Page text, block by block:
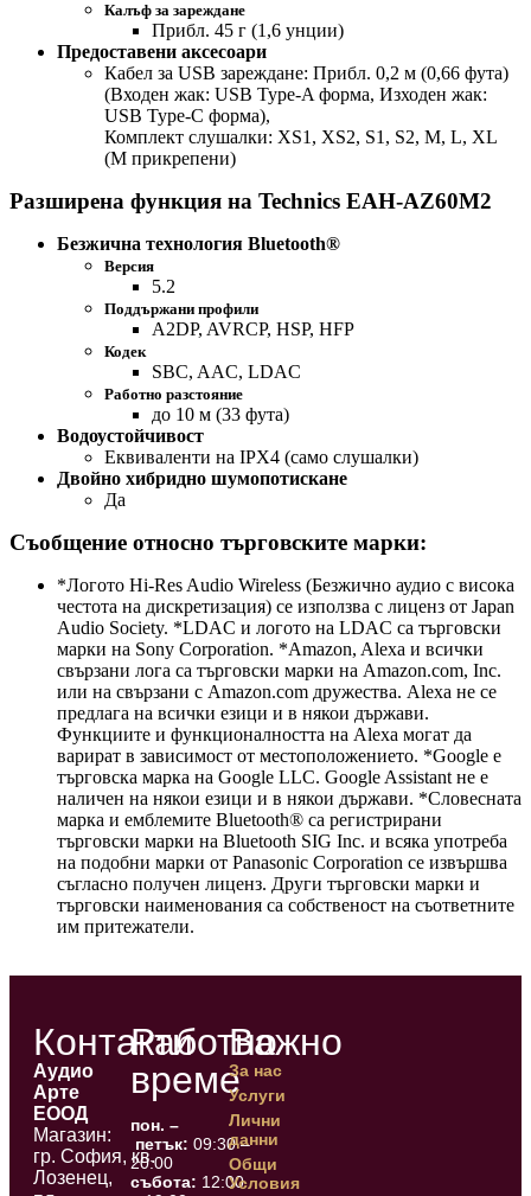
Калъф за зареждане
Прибл. 45 г (1,6 унции)
Предоставени аксесоари
Кабел за USB зареждане: Прибл. 0,2 м (0,66 фута)
(Входен жак: USB Type-A форма, Изходен жак:
USB Type-C форма),
Комплект слушалки: XS1, XS2, S1, S2, M, L, XL
(M прикрепени)
Разширена функция на Technics EAH-AZ60M2
Безжична технология Bluetooth®
Версия
5.2
Поддържани профили
A2DP, AVRCP, HSP, HFP
Кодек
SBC, AAC, LDAC
Работно разстояние
до 10 м (33 фута)
Водоустойчивост
Еквиваленти на IPX4 (само слушалки)
Двойно хибридно шумопотискане
Да
Съобщение относно търговските марки:
*Логото Hi-Res Audio Wireless (Безжично аудио с висока
честота на дискретизация) се използва с лиценз от Japan
Audio Society. *LDAC и логото на LDAC са търговски
марки на Sony Corporation. *Amazon, Alexa и всички
свързани лога са търговски марки на Amazon.com, Inc.
или на свързани с Amazon.com дружества. Alexa не се
предлага на всички езици и в някои държави.
Функциите и функционалността на Alexa могат да
варират в зависимост от местоположението. *Google е
търговска марка на Google LLC. Google Assistant не е
наличен на някои езици и в някои държави. *Словесната
марка и емблемите Bluetooth® са регистрирани
търговски марки на Bluetooth SIG Inc. и всяка употреба
на подобни марки от Panasonic Corporation се извършва
съгласно получен лиценз. Други търговски марки и
търговски наименования са собственост на съответните
им притежатели.
Контакти
Аудио
Арте
ЕООД
Магазин:
гр. София, кв.
Лозенец,
Работно
време
пон. –
петък: 09:30 –
20:00
събота: 12:00
Важно
За нас
Услуги
Лични
данни
Общи
Условия